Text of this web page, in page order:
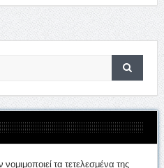
τα τετελεσμένα της